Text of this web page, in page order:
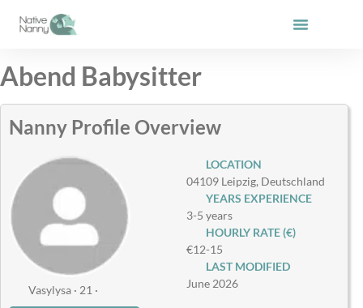
Abend Babysitter
Nanny Profile Overview
Vasylysa · 21 ·
LOCATION
04109 Leipzig, Deutschland
YEARS EXPERIENCE
3-5 years
HOURLY RATE (€)
€12-15
LAST MODIFIED
June 2026